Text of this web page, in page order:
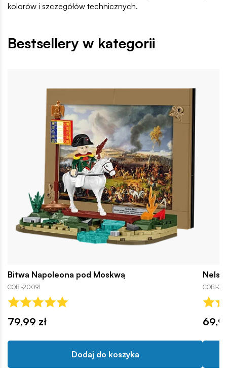
kolorów i szczegółów technicznych.
Bestsellery w kategorii
Bitwa Napoleona pod Moskwą
COBI-20091
79,99 zł
Dodaj do koszyka
COBI-